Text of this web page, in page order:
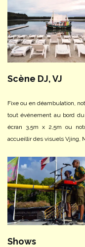
Scène DJ, VJ
Fixe ou en déambulation,
tout événement au bord du
écran 3,5m x 2,5m ou
accueillir des visuels Vjing,
Shows